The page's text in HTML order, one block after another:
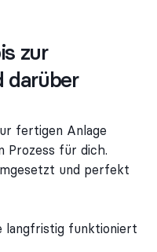
zur
darüber
fertigen Anlage
Prozess für dich.
und perfekt
langfristig funktioniert